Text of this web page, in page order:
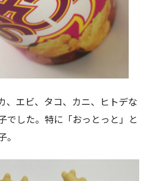
、エビ、タコ、カニ、ヒトデな
でした。特に「おっとっと」と